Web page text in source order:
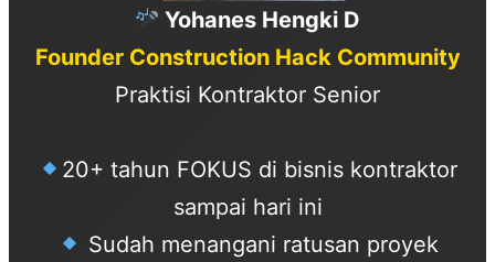
Yohanes Hengki D
Founder Construction Hack Community
Praktisi Kontraktor Senior
20+ tahun FOKUS di bisnis kontraktor
sampai hari ini
Sudah menangani ratusan proyek